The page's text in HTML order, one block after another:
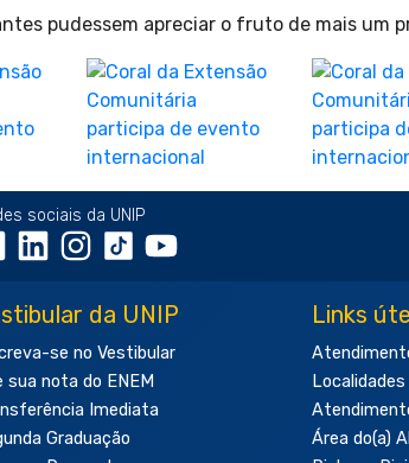
pudessem apreciar o fruto de mais um
sociais da UNIP
da UNIP
se no Vestibular
sua nota do ENEM
Imediata
Graduação
Links
Localidades
Área do(a)